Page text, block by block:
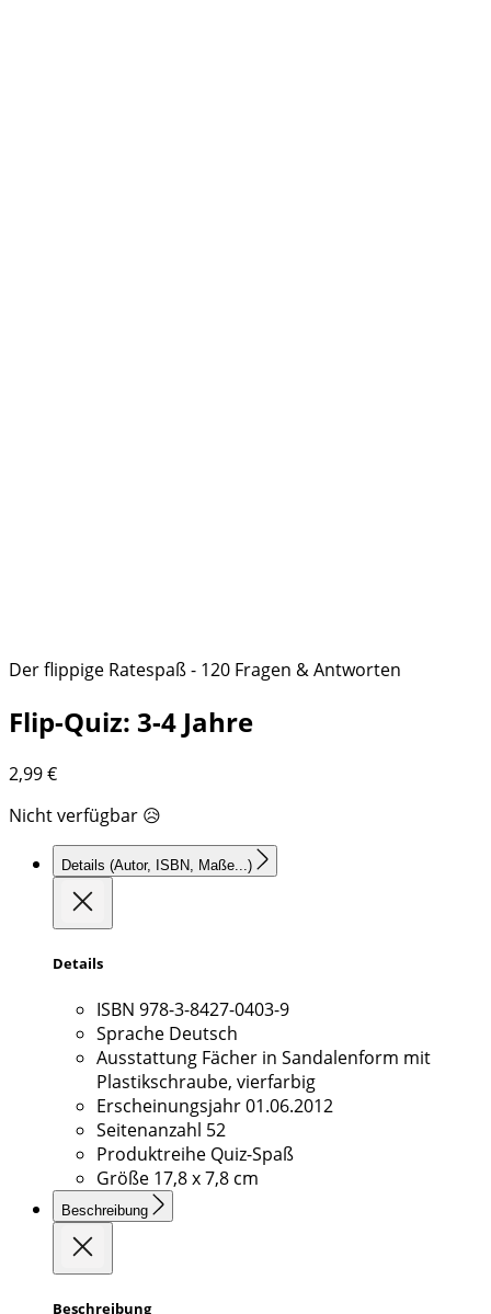
Der flippige Ratespaß - 120 Fragen & Antworten
Flip-Quiz: 3-4 Jahre
2,99€
Nicht verfügbar 😥
Details (Autor, ISBN, Maße...)
Details
ISBN 978-3-8427-0403-9
Sprache Deutsch
Ausstattung Fächer in Sandalenform mit
Plastikschraube, vierfarbig
Erscheinungsjahr01.06.2012
Seitenanzahl 52
Produktreihe Quiz-Spaß
Größe 17,8 x 7,8 cm
Beschreibung
Beschreibung